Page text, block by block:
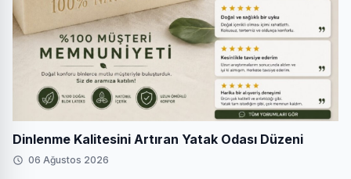
Dinlenme Kalitesini Artıran Yatak Odası Düzeni
06 Ağustos 2026